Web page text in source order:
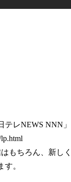
レNEWS NNN」
もちろん、新し
。